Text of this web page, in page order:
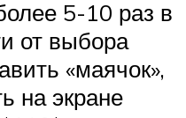
5-10 раз в
от выбора
«маячок»,
на экране